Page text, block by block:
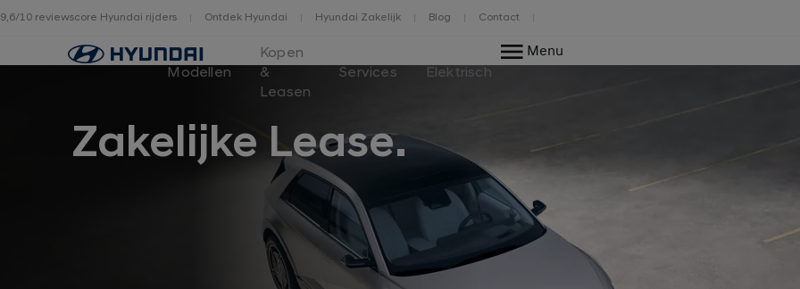
9,6/10 reviewscore Hyundai rijders Ontdek Hyundai Hyundai Zakelijk Blog Contact
Home
Modellen
Kopen
&
Leasen
Services Elektrisch
Menu
Zakelijke Lease.